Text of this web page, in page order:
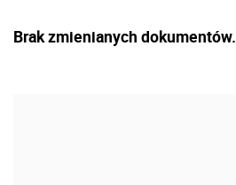
Brak zmienianych dokumentów.